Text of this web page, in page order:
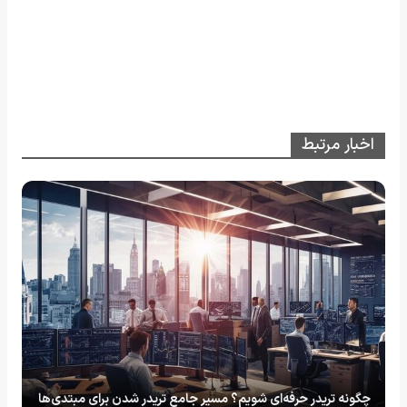
اخبار مرتبط
چگونه تریدر حرفه‌ای شویم؟ مسیر جامع تریدر شدن برای مبتدی‌ها